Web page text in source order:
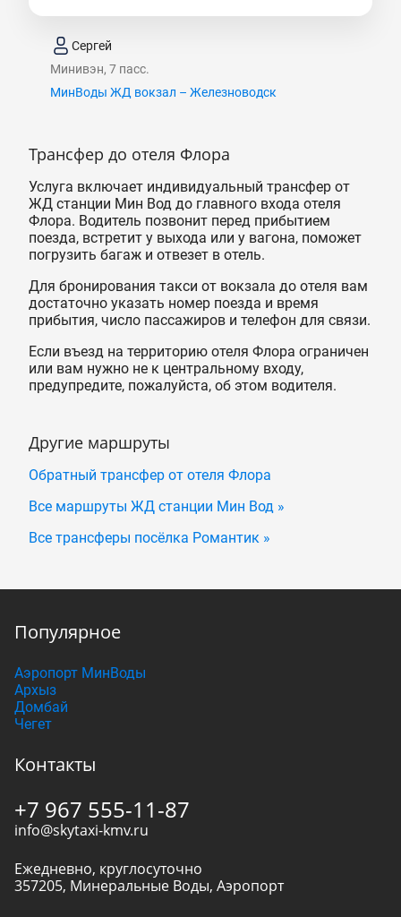
Сергей
Минивэн, 7 пасс.
МинВоды ЖД вокзал – Железноводск
Трансфер до отеля Флора
Услуга включает индивидуальный трансфер от
ЖД станции Мин Вод до главного входа отеля
Флора. Водитель позвонит перед прибытием
поезда, встретит у выхода или у вагона, поможет
погрузить багаж и отвезет в отель.
Для бронирования такси от вокзала до отеля вам
достаточно указать номер поезда и время
прибытия, число пассажиров и телефон для связи.
Если въезд на территорию отеля Флора ограничен
или вам нужно не к центральному входу,
предупредите, пожалуйста, об этом водителя.
Другие маршруты
Обратный трансфер от отеля Флора
Все маршруты ЖД станции Мин Вод »
Все трансферы посёлка Романтик »
Популярное
Аэропорт МинВоды
Архыз
Домбай
Чегет
Контакты
+7 967 555-11-87
info@skytaxi-kmv.ru
Ежедневно, круглосуточно
357205, Минеральные Воды, Аэропорт